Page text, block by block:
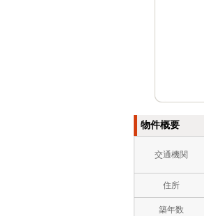
物件概要
交通機関
住所
築年数